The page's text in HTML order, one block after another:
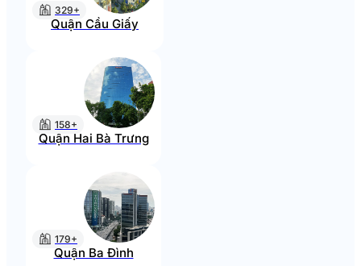
329+
Quận Cầu Giấy
158+
Quận Hai Bà Trưng
179+
Quận Ba Đình